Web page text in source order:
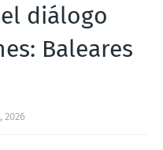
diálogo
Baleares
2026